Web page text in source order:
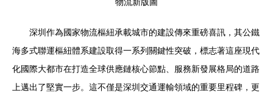
深圳作為國家物流樞紐承載城市的建設傳來重磅喜訊，其公鐵
海多式聯運樞紐體系建設取得一系列關鍵性突破，標志著這座現代
化國際大都市在打造全球供應鏈核心節點、服務新發展格局的道路
上邁出了堅實一步。這不僅是深圳交通運輸領域的重要里程碑，更